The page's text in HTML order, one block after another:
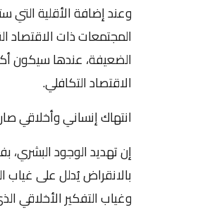
وعند إضافة الأقلية التي
المجتمعات ذات الاقتصاد
الضعيفة، عندها سيكون
الاقتصاد التكافلي.
انتهاك إنساني وأخلاقي
إن تهديد الوجود
بالانقراض يُدلل على
وغياب التفكير الأخلاقي